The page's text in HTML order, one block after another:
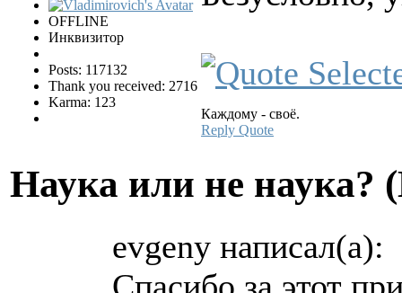
OFFLINE
Инквизитор
Posts: 117132
Thank you received: 2716
Karma: 123
Каждому - своё.
Reply Quote
Hаука или не наука?
evgeny написал(а):